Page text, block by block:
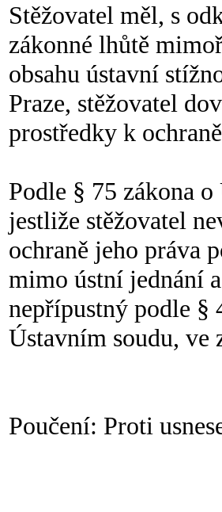
Stěžovatel měl, s
zákonné lhůtě
obsahu ústavní
Praze, stěžovatel
prostředky k
Podle § 75 zákona
jestliže stěžovatel
ochraně jeho práva
mimo ústní jednání
nepřípustný podle §
Ústavním soudu, ve
Poučení: Proti